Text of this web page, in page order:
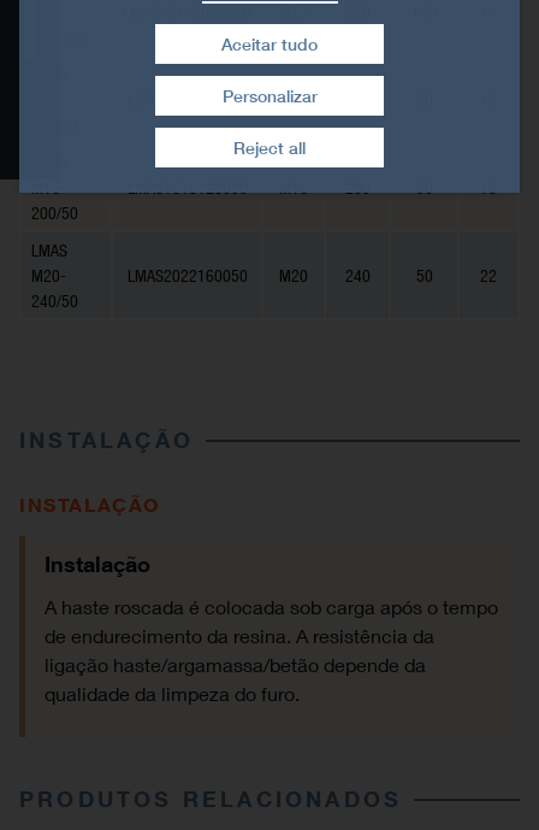
Dados técnicos
Produtos relacionados
LMAS1618128020 M16
200/50
LMAS
M20-
240/50
LMAS2022160050 M20 240 50 22
INSTALAÇÃO
INSTALAÇÃO
Instalação
A haste roscada é colocada sob carga após o tempo
de endurecimento da resina. A resistência da
ligação haste/argamassa/betão depende da
qualidade da limpeza do furo.
PRODUTOS RELACIONADOS
Reject all
Aceitar tudo
Retirar consentimento
Personalizar